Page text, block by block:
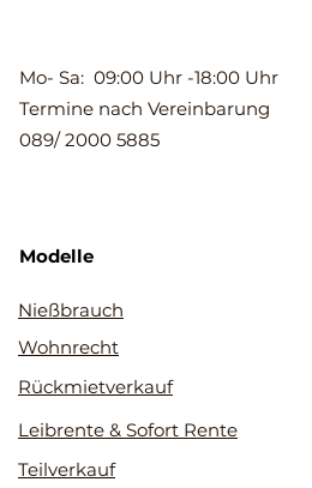
Mo- Sa: 09:00 Uhr -18:00 Uhr
Termine nach Vereinbarung
089/ 2000 5885
Modelle
Nießbrauch
Wohnrecht
Rückmietverkauf
Leibrente & Sofort Rente
Teilverkauf